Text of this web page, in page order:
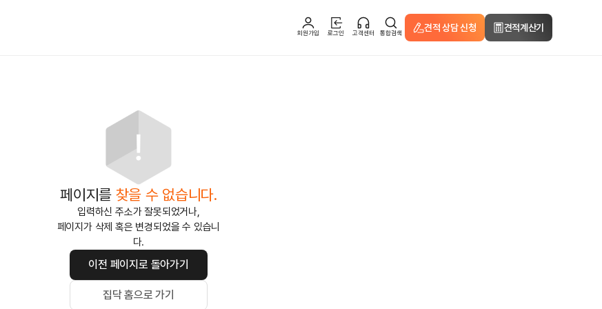
회원가입 로그인 고객센터 통합검색 견적 상담 신청 견적계산기
페이지를 찾을 수 없습니다.
입력하신 주소가 잘못되었거나,
페이지가 삭제 혹은 변경되었을 수 있습니
다.
이전 페이지로 돌아가기
집닥 홈으로 가기